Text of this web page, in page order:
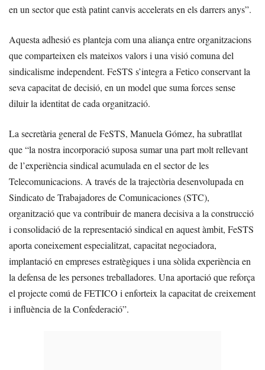
en un sector que està patint canvis accelerats en els darrers anys”.
Aquesta adhesió es planteja com una aliança entre organitzacions
que comparteixen els mateixos valors i una visió comuna del
sindicalisme independent. FeSTS s’integra a Fetico conservant la
seva capacitat de decisió, en un model que suma forces sense
diluir la identitat de cada organització.
La secretària general de FeSTS, Manuela Gómez, ha subratllat
que “la nostra incorporació suposa sumar una part molt rellevant
de l’experiència sindical acumulada en el sector de les
Telecomunicacions. A través de la trajectòria desenvolupada en
Sindicato de Trabajadores de Comunicaciones (STC),
organització que va contribuir de manera decisiva a la construcció
i consolidació de la representació sindical en aquest àmbit, FeSTS
aporta coneixement especialitzat, capacitat negociadora,
implantació en empreses estratègiques i una sòlida experiència en
la defensa de les persones treballadores. Una aportació que reforça
el projecte comú de FETICO i enforteix la capacitat de creixement
i influència de la Confederació”.